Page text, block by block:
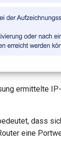
ermittelte
dass
eine